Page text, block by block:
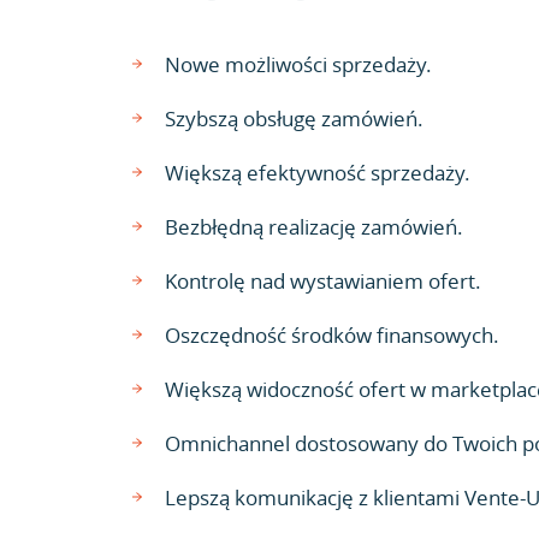
Nowe możliwości sprzedaży.
Szybszą obsługę zamówień.
Większą efektywność sprzedaży.
Bezbłędną realizację zamówień.
Kontrolę nad wystawianiem ofert.
Oszczędność środków finansowych.
Większą widoczność ofert w
Omnichannel dostosowany do Twoich
Lepszą komunikację z klientami Vente-